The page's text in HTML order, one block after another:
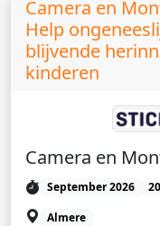
Camera en
Help
blijvende
kinderen
Camera en
September 2026
Almere